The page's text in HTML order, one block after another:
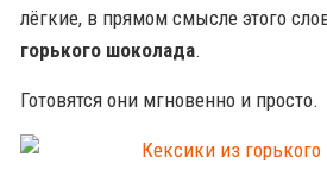
лёгкие, в прямом смысле этого
горького шоколада.
Готовятся они мгновенно и просто.